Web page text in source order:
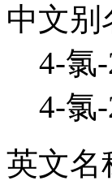
中文别
4-氯
4-氯
英文名